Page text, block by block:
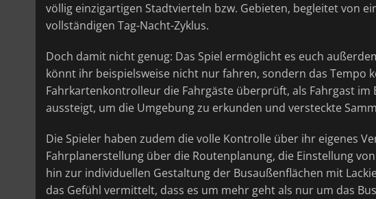
völlig einzigartigen Stadtvierteln bzw. Gebieten, begleitet von
vollständigen Tag-Nacht-Zyklus.
Doch damit nicht genug: Das Spiel ermöglicht es euch
könnt ihr beispielsweise nicht nur fahren, sondern das Tempo
Fahrkartenkontrolleur die Fahrgäste überprüft, als Fahrgast
aussteigt, um die Umgebung zu erkunden und versteckte
Die Spieler haben zudem die volle Kontrolle über ihr eigenes
Fahrplanerstellung über die Routenplanung, die Einstellung
hin zur individuellen Gestaltung der Busaußenflächen mit
das Gefühl vermittelt, dass es um mehr geht als nur um das